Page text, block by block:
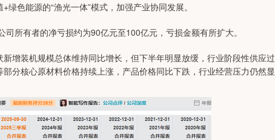
色能源的“渔光一体”模式，加强产业协同发展。
有者的净亏损约为90亿元至100亿元，亏损金额有所扩大。
装机规模总体维持同比增长，但下半年明显放缓，行业阶段性供应过
分核心原材料价格持续上涨，产品价格同比下跌，行业经营压力仍然显